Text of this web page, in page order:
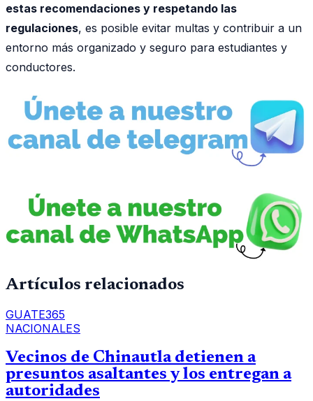
estas recomendaciones y respetando las
regulaciones, es posible evitar multas y contribuir a un
entorno más organizado y seguro para estudiantes y
conductores.
Artículos relacionados
GUATE365
NACIONALES
Vecinos de Chinautla detienen a
presuntos asaltantes y los entregan a
autoridades